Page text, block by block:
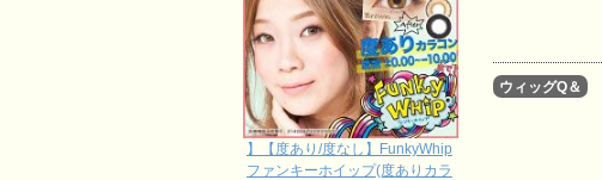
ウィッグQ＆
】【度あり/度なし】FunkyWhip
ファンキーホイップ(度ありカラ